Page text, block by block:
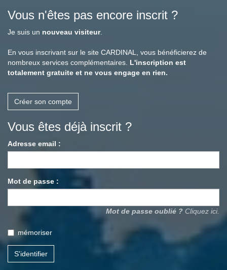
Vous n'êtes pas encore inscrit ?
Je suis un nouveau visiteur.
En vous inscrivant sur le site CARDINAL, vous bénéficierez de
nombreux services complémentaires. L'inscription est
totalement gratuite et ne vous engage en rien.
Créer son compte
Vous êtes déjà inscrit ?
Adresse email :
Mot de passe :
Mot de passe oublié ? Cliquez ici.
mémoriser
S'identifier